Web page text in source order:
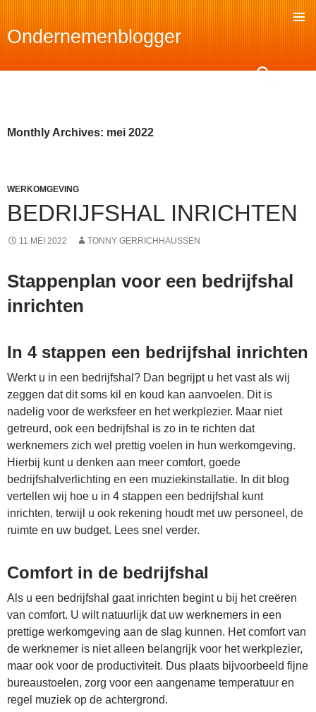
Ondernemenblogger
Monthly Archives: mei 2022
WERKOMGEVING
BEDRIJFSHAL INRICHTEN
11 MEI 2022 TONNY GERRICHHAUSSEN
Stappenplan voor een bedrijfshal
inrichten
In 4 stappen een bedrijfshal inrichten
Werkt u in een bedrijfshal? Dan begrijpt u het vast als wij
zeggen dat dit soms kil en koud kan aanvoelen. Dit is
nadelig voor de werksfeer en het werkplezier. Maar niet
getreurd, ook een bedrijfshal is zo in te richten dat
werknemers zich wel prettig voelen in hun werkomgeving.
Hierbij kunt u denken aan meer comfort, goede
bedrijfshalverlichting en een muziekinstallatie. In dit blog
vertellen wij hoe u in 4 stappen een bedrijfshal kunt
inrichten, terwijl u ook rekening houdt met uw personeel, de
ruimte en uw budget. Lees snel verder.
Comfort in de bedrijfshal
Als u een bedrijfshal gaat inrichten begint u bij het creëren
van comfort. U wilt natuurlijk dat uw werknemers in een
prettige werkomgeving aan de slag kunnen. Het comfort van
de werknemer is niet alleen belangrijk voor het werkplezier,
maar ook voor de productiviteit. Dus plaats bijvoorbeeld fijne
bureaustoelen, zorg voor een aangename temperatuur en
regel muziek op de achtergrond.